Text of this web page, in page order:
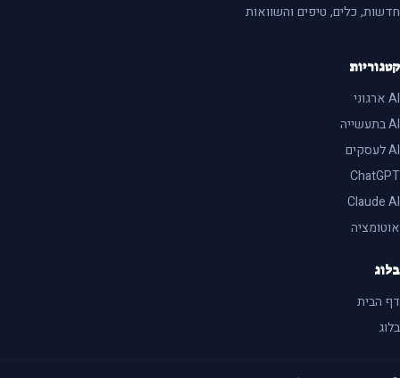
כלים, טיפים והשוואות
Claude
הבית